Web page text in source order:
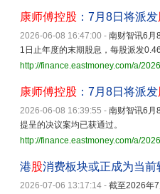
康师傅控股 ：7月8日将派发
2026-06-08 16:47:00 - 南财智讯6月
1日止年度的末期股息，每股派发
http://finance.eastmoney.com/a/
康师傅控股 ：7月8日将派发
2026-06-08 16:39:55 - 南财智讯6月
提呈的决议案均已获通过。
http://finance.eastmoney.com/a/
港股消费板块或正成为当
2026-07-06 13:17:14 - 截至2026年